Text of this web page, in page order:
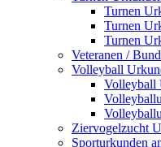
Turnen
Turnen
Turnen
Veteranen /
Volleyball
Volleyball
Ziervogelzucht
Sporturkunden